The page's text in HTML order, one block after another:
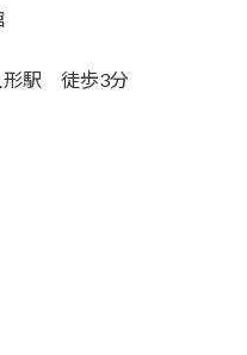
形駅 徒歩3分